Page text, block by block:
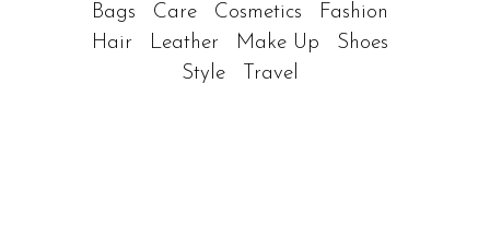
Bags Care Cosmetics
Fashion
Hair
Leather Make Up
Shoes
Style
Travel